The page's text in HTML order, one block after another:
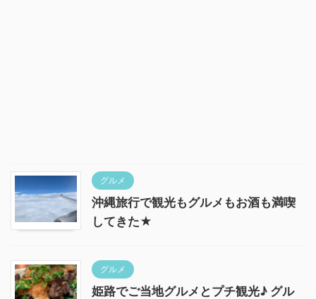
グルメ
沖縄旅行で観光もグルメもお酒も満喫
してきた★
グルメ
姫路でご当地グルメとプチ観光♪ グル